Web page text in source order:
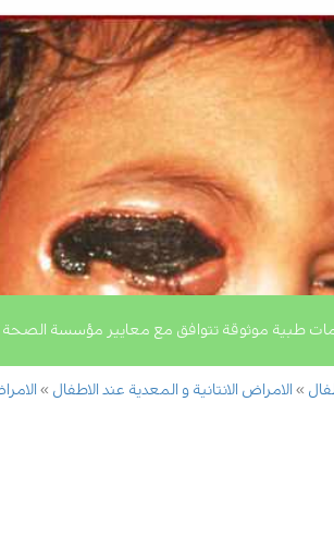
طبية موثوقة تتوافق مع معايير مؤسسة
الامراض الانتانية و المعدية عند الاطفال